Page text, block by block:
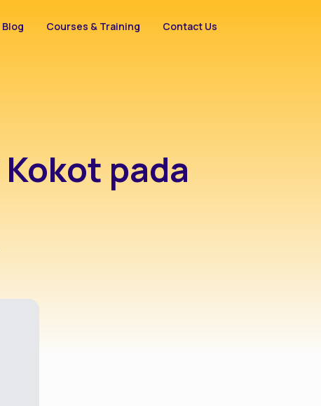
Blog Courses & Training Contact Us
pada